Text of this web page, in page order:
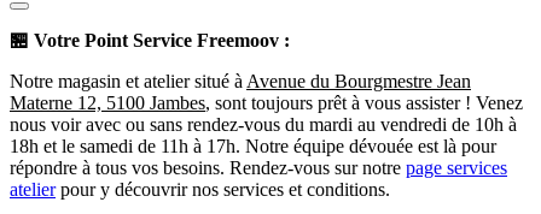
🏪 Votre Point Service Freemoov :
Notre magasin et atelier situé à Avenue du Bourgmestre Jean
Materne 12, 5100 Jambes, sont toujours prêt à vous assister ! Venez
nous voir avec ou sans rendez-vous du mardi au vendredi de 10h à
18h et le samedi de 11h à 17h. Notre équipe dévouée est là pour
répondre à tous vos besoins. Rendez-vous sur notre page services
atelierpour y découvrir nos services et conditions.